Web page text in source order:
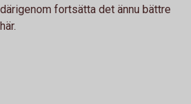
fortsätta det ännu bättre